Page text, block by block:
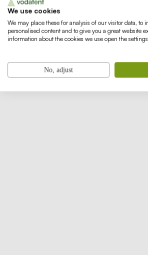
Voor ieder wat wils
Lees verder
We use cookies
We may place these for analysis of our visitor data, to
personalised content and to give you a great website
information about the cookies we use open the
No, adjust